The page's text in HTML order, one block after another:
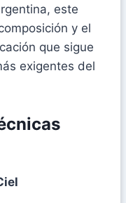
este
y el
que sigue
exigentes del